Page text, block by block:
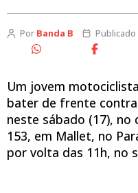
Por Banda B Publicado
Um jovem
bater de frente
neste sábado (17), no
153, em Mallet, no
por volta das 11h, no